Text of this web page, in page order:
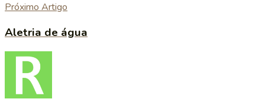
Próximo Artigo
Aletria de água